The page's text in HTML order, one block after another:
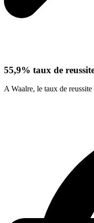
55,9% taux de
A Waalre, le taux de